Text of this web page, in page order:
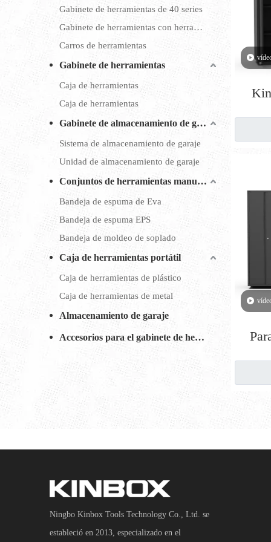
Gabinete de herramientas de 40 series
Gabinete de herramientas con herramienta
Carros de herramientas
Gabinete de herramientas
Caja de herramientas
Caja de herramientas
Gabinete de almacenamiento de garaje
Sistema de almacenamiento de garaje
Unidad de almacenamiento de garaje
Conjuntos de herramientas manuales
Bandeja de espuma de Eva
Bandeja de espuma EPS
Bandeja de moldeo de soplado
Caja de herramientas portátil
Caja de herramientas de plástico
Caja de herramientas de metal
Almacenamiento de garaje
Accesorios para el gabinete de herramientas
Ningbo Kinbox Tools Technology Co., Ltd. se
estableció en 2013, especializado en el